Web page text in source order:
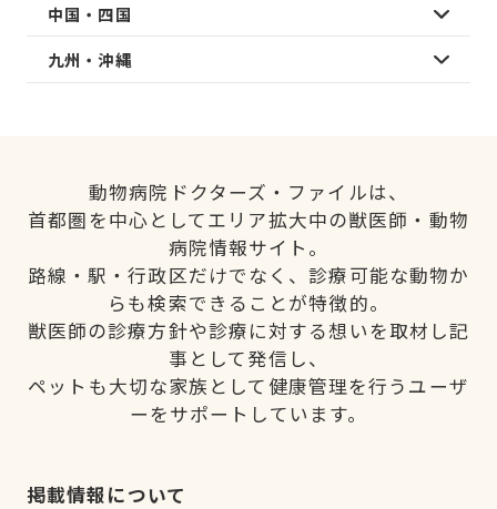
中国・四国
九州・沖縄
動物病院ドクターズ・ファイルは、
首都圏を中心としてエリア拡大中の獣医師・動物
病院情報サイト。
路線・駅・行政区だけでなく、診療可能な動物か
らも検索できることが特徴的。
獣医師の診療方針や診療に対する想いを取材し記
事として発信し、
ペットも大切な家族として健康管理を行うユーザ
ーをサポートしています。
掲載情報について